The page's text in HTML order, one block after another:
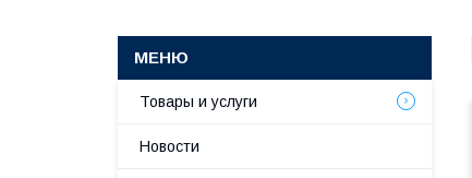
Товары и услуги
Новости